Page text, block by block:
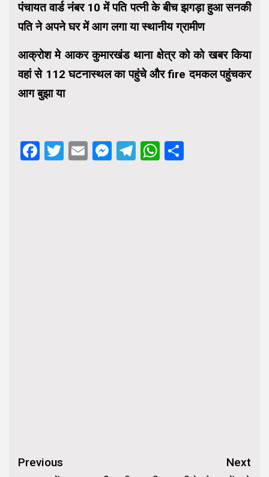
पंचायत वार्ड नंबर 10 में पति पत्नी के बीच झगड़ा हुआ सनकी
पति ने अपने घर में आग लगा या स्थानीय ग्रामीण
आक्रोश मे आकर कुमारखंड थाना क्षेत्र को को खबर किया
वहां से 112 घटनास्थल का पहुंचे और fire दमकल पहुंचकर
आग बुझा या
Facebook
Twitter
EmailMessenger
Telegram
WhatsApp
Continue
Previous
Next